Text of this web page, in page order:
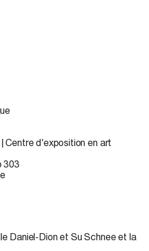
Centre d'exposition en art
303
Daniel-Dion et Su Schnee et la